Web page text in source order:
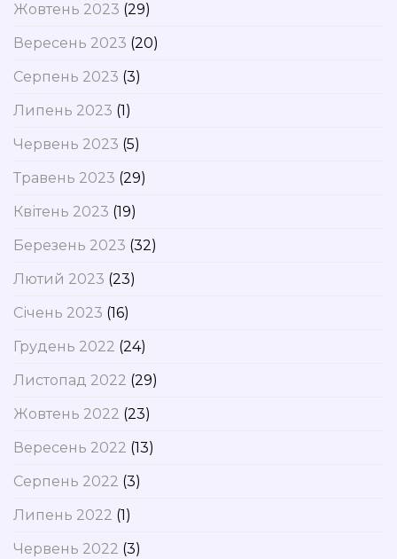
Жовтень 2023 (29)
Вересень 2023 (20)
Серпень 2023 (3)
Липень 2023 (1)
Червень 2023 (5)
Травень 2023 (29)
Квітень 2023 (19)
Березень 2023 (32)
Лютий 2023 (23)
Січень 2023 (16)
Грудень 2022 (24)
Листопад 2022 (29)
Жовтень 2022 (23)
Вересень 2022 (13)
Серпень 2022 (3)
Липень 2022 (1)
Червень 2022 (3)